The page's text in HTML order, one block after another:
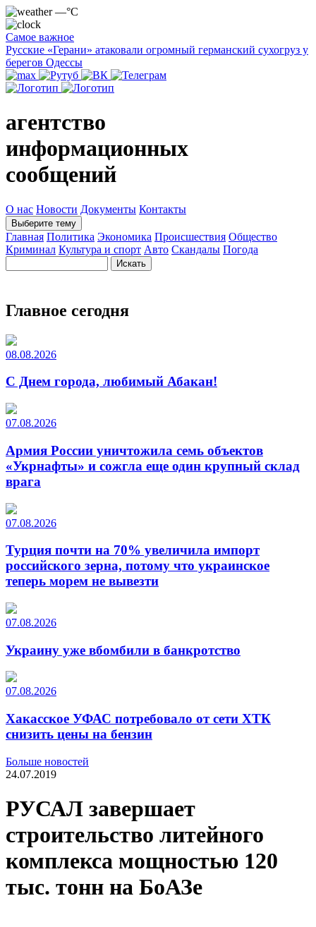
—°C
Самое важное
Русские «Герани» атаковали огромный германский сухогруз у
берегов Одессы
агентство
информационных
сообщений
О нас Новости Документы Контакты
Выберите тему
Главная Политика Экономика Происшествия Общество
Криминал Культура и спорт Авто Скандалы Погода
Главное сегодня
08.08.2026
С Днем города, любимый Абакан!
07.08.2026
Армия России уничтожила семь объектов
«Укрнафты» и сожгла еще один крупный склад
врага
07.08.2026
Турция почти на 70% увеличила импорт
российского зерна, потому что украинское
теперь морем не вывезти
07.08.2026
Украину уже вбомбили в банкротство
07.08.2026
Хакасское УФАС потребовало от сети ХТК
снизить цены на бензин
Больше новостей
24.07.2019
РУСАЛ завершает
строительство литейного
комплекса мощностью 120
тыс. тонн на БоАЗе